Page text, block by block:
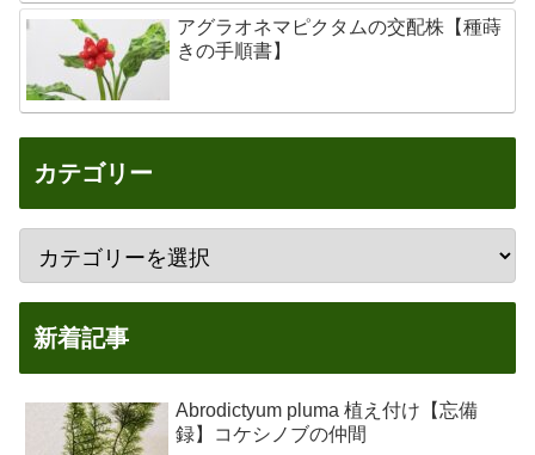
アグラオネマピクタムの交配株【種蒔
きの手順書】
カテゴリー
新着記事
Abrodictyum pluma 植え付け【忘備
録】コケシノブの仲間